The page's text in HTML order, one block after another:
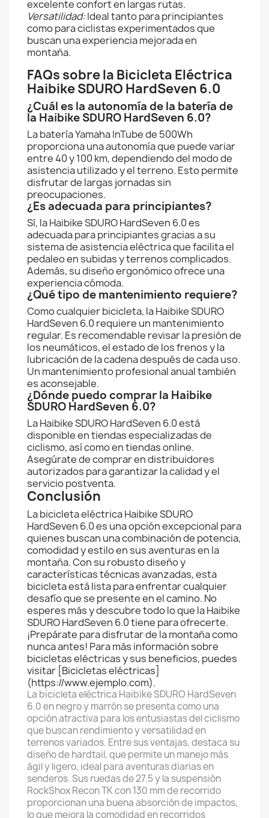
excelente confort en largas rutas.
Versatilidad:Ideal tanto para principiantes
como para ciclistas experimentados que
buscan una experiencia mejorada en
montaña.
FAQs sobre la Bicicleta Eléctrica
Haibike SDURO HardSeven 6.0
¿Cuál es la autonomía de la batería de
la Haibike SDURO HardSeven 6.0?
La batería Yamaha InTube de 500Wh
proporciona una autonomía que puede variar
entre 40 y 100 km, dependiendo del modo de
asistencia utilizado y el terreno. Esto permite
disfrutar de largas jornadas sin
preocupaciones.
¿Es adecuada para principiantes?
Sí, la Haibike SDURO HardSeven 6.0 es
adecuada para principiantes gracias a su
sistema de asistencia eléctrica que facilita el
pedaleo en subidas y terrenos complicados.
Además, su diseño ergonómico ofrece una
experiencia cómoda.
¿Qué tipo de mantenimiento requiere?
Como cualquier bicicleta, la Haibike SDURO
HardSeven 6.0 requiere un mantenimiento
regular. Es recomendable revisar la presión de
los neumáticos, el estado de los frenos y la
lubricación de la cadena después de cada uso.
Un mantenimiento profesional anual también
es aconsejable.
¿Dónde puedo comprar la Haibike
SDURO HardSeven 6.0?
La Haibike SDURO HardSeven 6.0 está
disponible en tiendas especializadas de
ciclismo, así como en tiendas online.
Asegúrate de comprar en distribuidores
autorizados para garantizar la calidad y el
servicio postventa.
Conclusión
La bicicleta eléctrica Haibike SDURO
HardSeven 6.0 es una opción excepcional para
quienes buscan una combinación de potencia,
comodidad y estilo en sus aventuras en la
montaña. Con su robusto diseño y
características técnicas avanzadas, esta
bicicleta está lista para enfrentar cualquier
desafío que se presente en el camino. No
esperes más y descubre todo lo que la Haibike
SDURO HardSeven 6.0 tiene para ofrecerte.
¡Prepárate para disfrutar de la montaña como
nunca antes! Para más información sobre
bicicletas eléctricas y sus beneficios, puedes
visitar [Bicicletas eléctricas]
(https://www.ejemplo.com).
La bicicleta eléctrica Haibike SDURO HardSeven
6.0 en negro y marrón se presenta como una
opción atractiva para los entusiastas del ciclismo
que buscan rendimiento y versatilidad en
terrenos variados. Entre sus ventajas, destaca su
diseño de hardtail, que permite un manejo más
ágil y ligero, ideal para aventuras diarias en
senderos. Sus ruedas de 27.5 y la suspensión
RockShox Recon TK con 130 mm de recorrido
proporcionan una buena absorción de impactos,
lo que mejora la comodidad en recorridos